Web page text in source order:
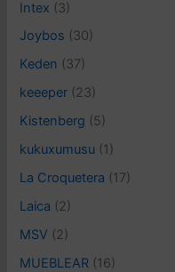
Intex (3)
Joybos (30)
Keden (37)
keeeper (23)
Kistenberg (5)
kukuxumusu (1)
La Croquetera (17)
Laica (2)
MSV (2)
MUEBLEAR (16)